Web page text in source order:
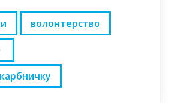
волонтерство